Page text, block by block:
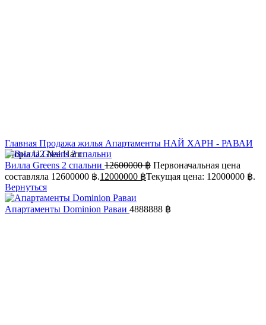
Главная Продажа жилья Апартаменты НАЙ ХАРН - РАВАИ
Utopia U2 Nai Harn
Вилла Greens 2 спальни 12600000฿ Первоначальная цена
составляла 12600000 ฿.12000000 ฿Текущая цена: 12000000 ฿.
Вернуться
Апартаменты Dominion Раваи 4888888 ฿